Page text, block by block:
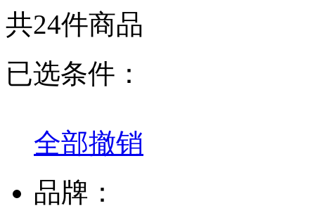
共24件商品
已选条件：
全部撤销
品牌：